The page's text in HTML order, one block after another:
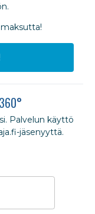
Palvelun käyttö
jäsenyyttä.